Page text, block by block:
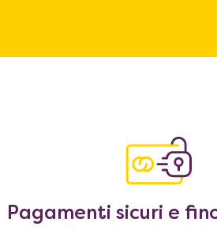
Pagamenti sicuri e